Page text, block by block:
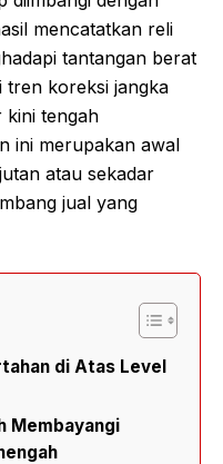
mencatatkan reli
tantangan berat
koreksi jangka
kini tengah
ini merupakan awal
atau sekadar
jual yang
di Atas Level
Membayangi